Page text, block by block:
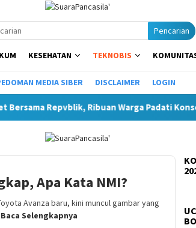
Pencarian
KESEHATAN TEKNOBIS
MEDIA SIBER DISCLAIMER LOGIN
Warga Padati Konser Di Selupu Rejang
Apa Kata NMI?
Avanza baru, kini muncul gambar yang
Baca Selengkapnya